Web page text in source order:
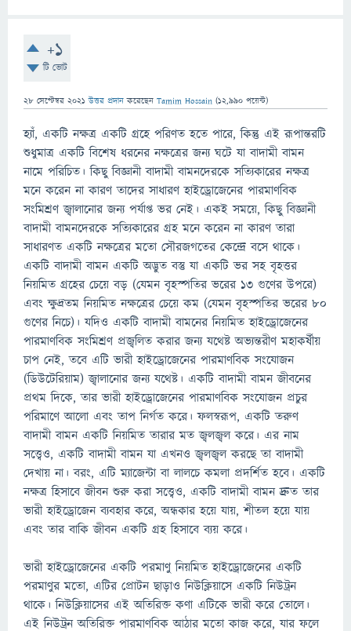
+1
টি ভোট
28 সেপ্টেম্বর 2021 উত্তর প্রদান করেছেন Tamim Hossain (12,990 পয়েন্ট)
হ্যাঁ, একটি নক্ষত্র একটি গ্রহে পরিণত হতে পারে, কিন্তু এই রূপান্তরটি
শুধুমাত্র একটি বিশেষ ধরনের নক্ষত্রের জন্য ঘটে যা বাদামী বামন
নামে পরিচিত। কিছু বিজ্ঞানী বাদামী বামনদেরকে সত্যিকারের নক্ষত্র
মনে করেন না কারণ তাদের সাধারণ হাইড্রোজেনের পারমাণবিক
সংমিশ্রণ জ্বালানোর জন্য পর্যাপ্ত ভর নেই। একই সময়ে, কিছু বিজ্ঞানী
বাদামী বামনদেরকে সত্যিকারের গ্রহ মনে করেন না কারণ তারা
সাধারণত একটি নক্ষত্রের মতো সৌরজগতের কেন্দ্রে বসে থাকে।
একটি বাদামী বামন একটি অদ্ভুত বস্তু যা একটি ভর সহ বৃহত্তর
নিয়মিত গ্রহের চেয়ে বড় (যেমন বৃহস্পতির ভরের 13 গুণের উপরে)
এবং ক্ষুদ্রতম নিয়মিত নক্ষত্রের চেয়ে কম (যেমন বৃহস্পতির ভরের 80
গুণের নিচে)। যদিও একটি বাদামী বামনের নিয়মিত হাইড্রোজেনের
পারমাণবিক সংমিশ্রণ প্রজ্বলিত করার জন্য যথেষ্ট অভ্যন্তরীণ মহাকর্ষীয়
চাপ নেই, তবে এটি ভারী হাইড্রোজেনের পারমাণবিক সংযোজন
(ডিউটেরিয়াম) জ্বালানোর জন্য যথেষ্ট। একটি বাদামী বামন জীবনের
প্রথম দিকে, তার ভারী হাইড্রোজেনের পারমাণবিক সংযোজন প্রচুর
পরিমাণে আলো এবং তাপ নির্গত করে। ফলস্বরূপ, একটি তরুণ
বাদামী বামন একটি নিয়মিত তারার মত জ্বলজ্বল করে। এর নাম
সত্ত্বেও, একটি বাদামী বামন যা এখনও জ্বলজ্বল করছে তা বাদামী
দেখায় না। বরং, এটি ম্যাজেন্টা বা লালচে কমলা প্রদর্শিত হবে। একটি
নক্ষত্র হিসাবে জীবন শুরু করা সত্ত্বেও, একটি বাদামী বামন দ্রুত তার
ভারী হাইড্রোজেন ব্যবহার করে, অন্ধকার হয়ে যায়, শীতল হয়ে যায়
এবং তার বাকি জীবন একটি গ্রহ হিসাবে ব্যয় করে।
ভারী হাইড্রোজেনের একটি পরমাণু নিয়মিত হাইড্রোজেনের একটি
পরমাণুর মতো, এটির প্রোটন ছাড়াও নিউক্লিয়াসে একটি নিউট্রন
থাকে। নিউক্লিয়াসের এই অতিরিক্ত কণা এটিকে ভারী করে তোলে।
এই নিউট্রন অতিরিক্ত পারমাণবিক আঠার মতো কাজ করে, যার ফলে